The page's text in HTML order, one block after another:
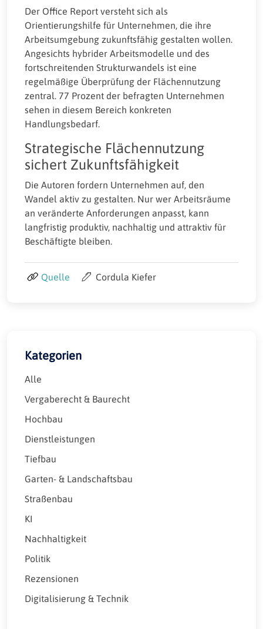
Der Office Report versteht sich als
Orientierungshilfe für Unternehmen, die ihre
Arbeitsumgebung zukunftsfähig gestalten wollen.
Angesichts hybrider Arbeitsmodelle und des
fortschreitenden Strukturwandels ist eine
regelmäßige Überprüfung der Flächennutzung
zentral. 77 Prozent der befragten Unternehmen
sehen in diesem Bereich konkreten
Handlungsbedarf.
Strategische Flächennutzung
sichert Zukunftsfähigkeit
Die Autoren fordern Unternehmen auf, den
Wandel aktiv zu gestalten. Nur wer Arbeitsräume
an veränderte Anforderungen anpasst, kann
langfristig produktiv, nachhaltig und attraktiv für
Beschäftigte bleiben.
Quelle Cordula Kiefer
Kategorien
Alle
Vergaberecht & Baurecht
Hochbau
Dienstleistungen
Tiefbau
Garten- & Landschaftsbau
Straßenbau
KI
Nachhaltigkeit
Politik
Rezensionen
Digitalisierung & Technik